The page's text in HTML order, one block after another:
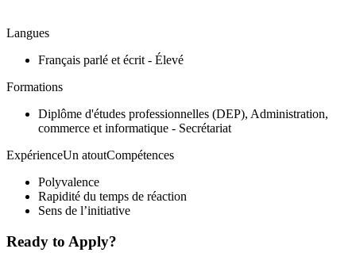
Langues
Français parlé et écrit - Élevé
Formations
Diplôme d'études professionnelles (DEP), Administration,
commerce et informatique - Secrétariat
ExpérienceUn atoutCompétences
Polyvalence
Rapidité du temps de réaction
Sens de l’initiative
Ready to Apply?